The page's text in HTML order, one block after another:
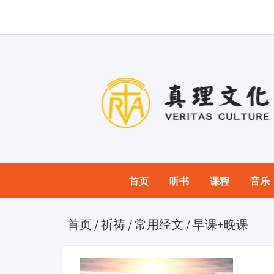
首页 听书 课程 音乐
首页 /祈祷 /常用经文 /早课+晚课